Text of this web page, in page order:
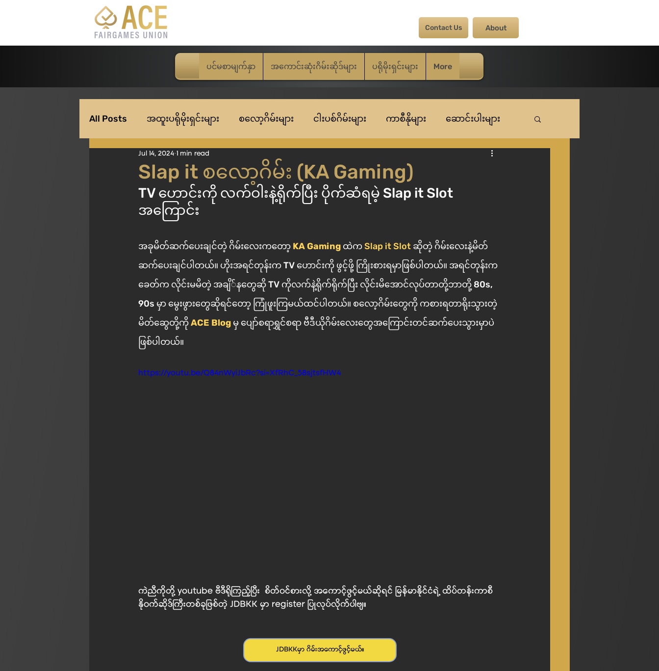
Contact Us About
ပင်မစာမျက်နှာ အကောင်းဆုံးဂိမ်းဆိုဒ်များ ပရိုမိုးရှင်းများ More
All Posts အထူးပရိုမိုးရှင်းများ စလော့ဂိမ်းများ ငါးပစ်ဂိမ်းများ ကာစီနိုများ ဆောင်းပါးများ
Slap it စလော့ဂိမ်း (KA Gaming)
Jul 14, 2024 1 min read
TV ‌ဟောင်းကို လက်ဝါးနဲ့ရိုက်ပြီး ပိုက်ဆံရမဲ့ Slap it Slot
အကြောင်း
အခုမိတ်ဆက်ပေးချင်တဲ့ ဂိမ်းလေးကတော့ KA Gaming ထဲက Slap it Slot ဆိုတဲ့ ဂိမ်းလေးနဲ့မိတ်
ဆက်ပေးချင်ပါတယ်။ ဟိုးအရင်တုန်းက TV ဟောင်းကို ဖွင့်ဖို့ ကြိုးစားရမှာဖြစ်ပါတယ်။ အရင်တုန်းက
ခေတ်က လိုင်းမမိတဲ့ အချိ်နတွေဆို TV ကိုလက်နဲ့ရိုက်ရိုက်ပြီး လိုင်းမိအောင်လုပ်တာ‌တို့ဘာတို့ 80s,
90s မှာ မွေးဖွားတွေဆိုရင်တော့ ကြုံဖူးကြမယ်ထင်ပါတယ်။ ‌စလော့ဂိမ်းတွေကို ကစားရတာရိုးသွားတဲ့
မိတ်ဆွေတို့ကို ACE Blog မှ ‌ပျော်စရာရွှင်စရာ ဗီဒီယိုဂိမ်းလေးတွေအကြောင်းတင်ဆက်ပေးသွားမှာပဲ
ဖြစ်ပါတယ်။
https://youtu.be/Q84nWyiJbRc?si=XfRhC_58sjtsfHW4
ကဲညီကိုတို့ youtube ဗီဒီရိုကြည့်ပြီး  စိတ်၀င်စားလို့ အကောင့်ဖွင့်မယ်ဆိုရင် မြန်မာနိုင်ငံရဲ့ ထိပ်တန်းကာစီ
နို၀က်ဆိုဒ်ကြီးတစ်ခုဖြစ်တဲ့ JDBKK မှာ register ပြုလုပ်လိုက်ပါဗျ။
JDBKKမှာ ဂိမ်းအကောင့်ဖွင့်မယ်။